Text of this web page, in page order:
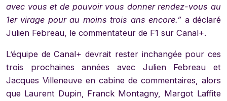
avec vous et de pouvoir vous donner rendez-vous au
1er virage pour au moins trois ans encore.” a déclaré
Julien Febreau, le commentateur de F1 sur Canal+.
L’équipe de Canal+ devrait rester inchangée pour ces
trois prochaines années avec Julien Febreau et
Jacques Villeneuve en cabine de commentaires, alors
que Laurent Dupin, Franck Montagny, Margot Laffite